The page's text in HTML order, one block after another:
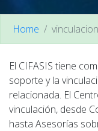
Home
El CIFASIS tiene
soporte y la
relacionada. El
vinculación, desde
hasta Asesorías